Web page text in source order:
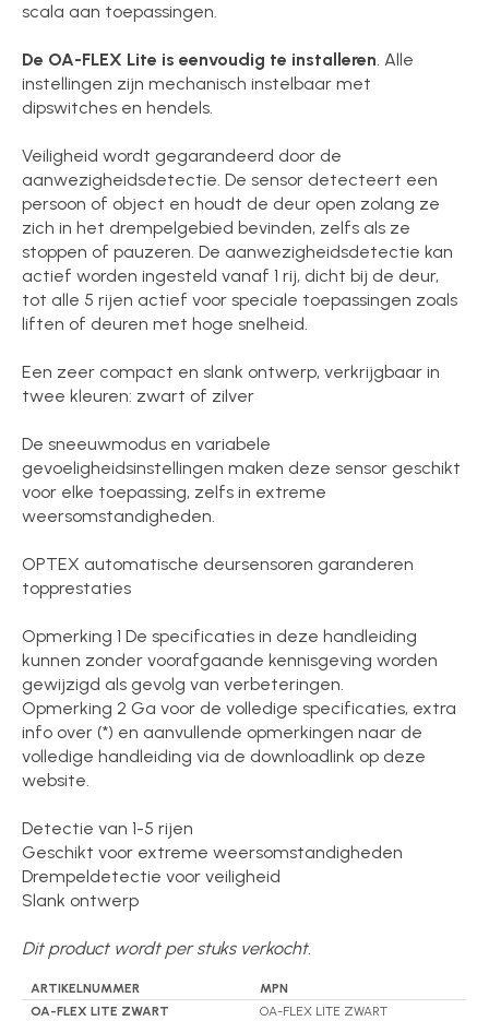
scala aan toepassingen.
De OA-FLEX Lite is eenvoudig te installeren. Alle
instellingen zijn mechanisch instelbaar met
dipswitches en hendels.
Veiligheid wordt gegarandeerd door de
aanwezigheidsdetectie. De sensor detecteert een
persoon of object en houdt de deur open zolang ze
zich in het drempelgebied bevinden, zelfs als ze
stoppen of pauzeren. De aanwezigheidsdetectie kan
actief worden ingesteld vanaf 1 rij, dicht bij de deur,
tot alle 5 rijen actief voor speciale toepassingen zoals
liften of deuren met hoge snelheid.
Een zeer compact en slank ontwerp, verkrijgbaar in
twee kleuren: zwart of zilver
De sneeuwmodus en variabele
gevoeligheidsinstellingen maken deze sensor geschikt
voor elke toepassing, zelfs in extreme
weersomstandigheden.
OPTEX automatische deursensoren garanderen
topprestaties
Opmerking 1 De specificaties in deze handleiding
kunnen zonder voorafgaande kennisgeving worden
gewijzigd als gevolg van verbeteringen.
Opmerking 2 Ga voor de volledige specificaties, extra
info over (*) en aanvullende opmerkingen naar de
volledige handleiding via de downloadlink op deze
website.
Detectie van 1-5 rijen
Geschikt voor extreme weersomstandigheden
Drempeldetectie voor veiligheid
Slank ontwerp
Dit product wordt per stuks verkocht.
ARTIKELNUMMER
MPN
OA-FLEX LITE ZWART
OA-FLEX LITE ZWART